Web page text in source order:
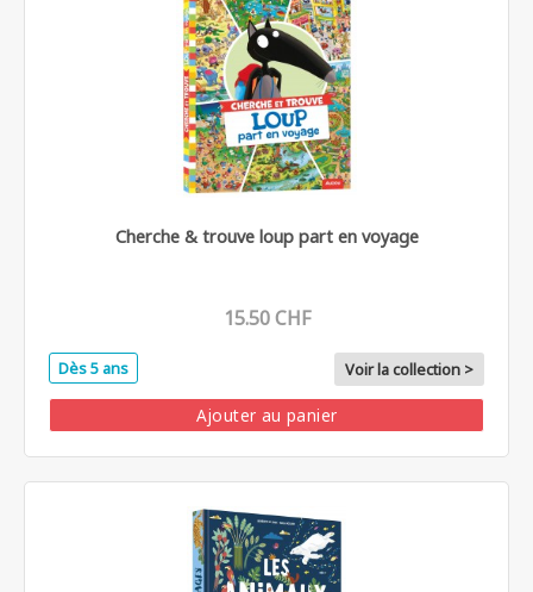
Cherche & trouve loup part en voyage
15.50 CHF
Dès 5 ans Voir la collection >
Ajouter au panier